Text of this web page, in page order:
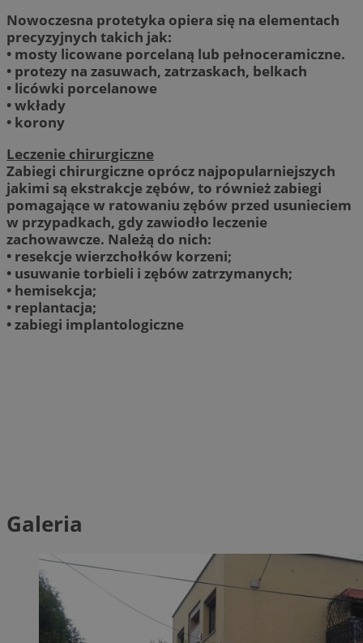
Nowoczesna protetyka opiera się na elementach
precyzyjnych takich jak:
• mosty licowane porcelaną lub pełnoceramiczne.
• protezy na zasuwach, zatrzaskach, belkach
• licówki porcelanowe
• wkłady
• korony
Leczenie chirurgiczne
Zabiegi chirurgiczne oprócz najpopularniejszych
jakimi są ekstrakcje zębów, to również zabiegi
pomagające w ratowaniu zębów przed usunieciem
w przypadkach, gdy zawiodło leczenie
zachowawcze. Należą do nich:
• resekcje wierzchołków korzeni;
• usuwanie torbieli i zębów zatrzymanych;
• hemisekcja;
• replantacja;
• zabiegi implantologiczne
Galeria